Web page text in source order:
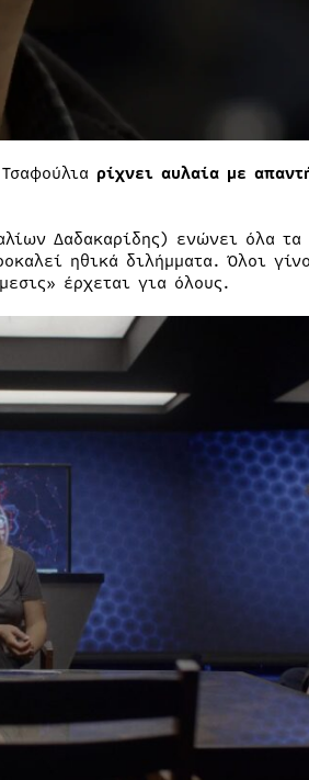
ρίχνει αυλαία με
Δαδακαρίδης) ενώνει όλα τα
ηθικά διλήμματα. Όλοι
έρχεται για όλους.